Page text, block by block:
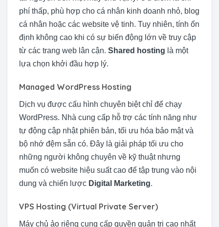
phí thấp, phù hợp cho cá nhân kinh doanh nhỏ, blog
cá nhân hoặc các website vệ tinh. Tuy nhiên, tính ổn
định không cao khi có sự biến động lớn về truy cập
từ các trang web lân cận. Shared hosting là một
lựa chọn khởi đầu hợp lý.
Managed WordPress Hosting
Dịch vụ được cấu hình chuyên biệt chỉ để chạy
WordPress. Nhà cung cấp hỗ trợ các tính năng như
tự động cập nhật phiên bản, tối ưu hóa bảo mật và
bộ nhớ đệm sẵn có. Đây là giải pháp tối ưu cho
những người không chuyên về kỹ thuật nhưng
muốn có website hiệu suất cao để tập trung vào nội
dung và chiến lược Digital Marketing.
VPS Hosting (Virtual Private Server)
Máy chủ ảo riêng cung cấp quyền quản trị cao nhất